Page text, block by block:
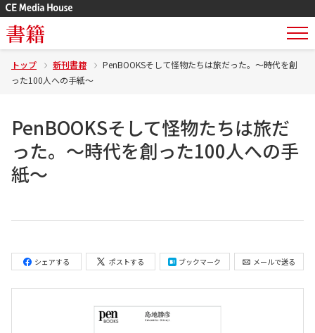
書籍
トップ 新刊書籍
PenBOOKSそして怪物たちは旅だった。～時代を創
った100人への手紙～
PenBOOKSそして怪物たちは旅だ
った。～時代を創った100人への手
紙～
シェアする ポストする ブックマーク メールで送る